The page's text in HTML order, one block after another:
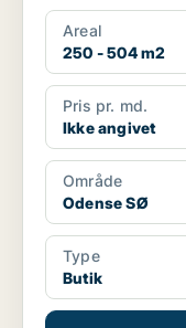
Areal
250 - 504 m2
Pris pr. md.
Ikke angivet
Område
Odense SØ
Type
Butik